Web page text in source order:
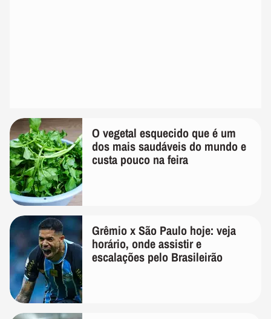
O vegetal esquecido que é um
dos mais saudáveis do mundo e
custa pouco na feira
Grêmio x São Paulo hoje: veja
horário, onde assistir e
escalações pelo Brasileirão